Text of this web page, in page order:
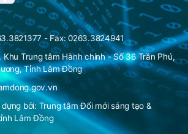
- Fax: 0263.3824941
Khu Trung tâm Hành chính - Số 36 Trần Phú,
Tỉnh Lâm Đồng
bởi: Trung tâm Đổi mới sáng tạo &
Lâm Đồng